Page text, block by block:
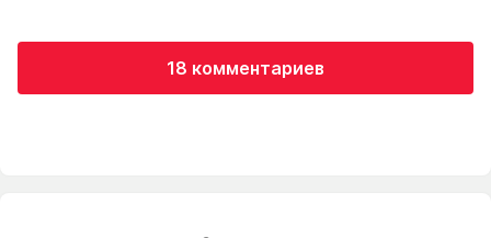
18 комментариев